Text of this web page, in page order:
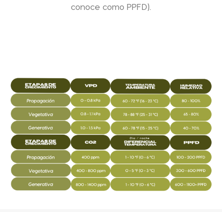
conoce como PPFD).